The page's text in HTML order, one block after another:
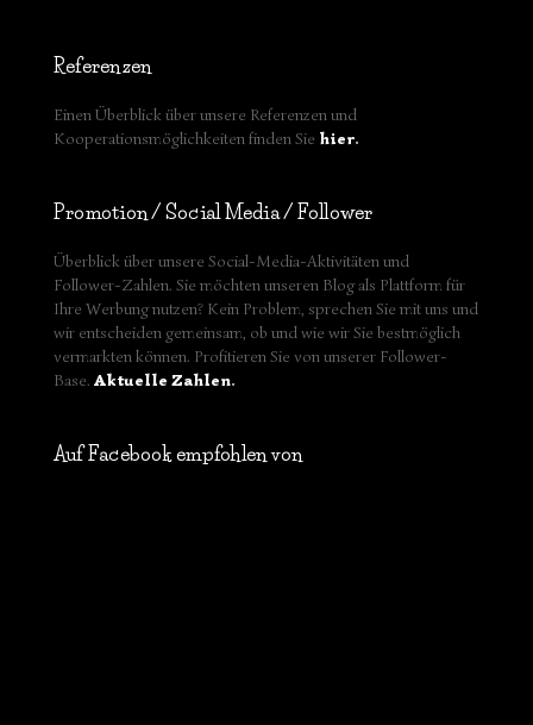
Referenzen
Einen Überblick über unsere Referenzen und
Kooperationsmöglichkeiten finden Sie hier.
Promotion / Social Media / Follower
Überblick über unsere Social-Media-Aktivitäten und
Follower-Zahlen. Sie möchten unseren Blog als Plattform für
Ihre Werbung nutzen? Kein Problem, sprechen Sie mit uns und
wir entscheiden gemeinsam, ob und wie wir Sie bestmöglich
vermarkten können. Profitieren Sie von unserer Follower-
Base. Aktuelle Zahlen.
Auf Facebook empfohlen von